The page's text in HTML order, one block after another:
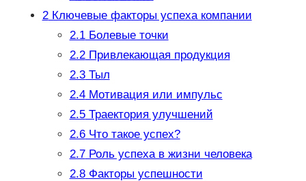
2Ключевые факторы успеха компании
2.1Болевые точки
2.2Привлекающая продукция
2.3Тыл
2.4Мотивация или импульс
2.5Траектория улучшений
2.6Что такое успех?
2.7Роль успеха в жизни человека
2.8Факторы успешности